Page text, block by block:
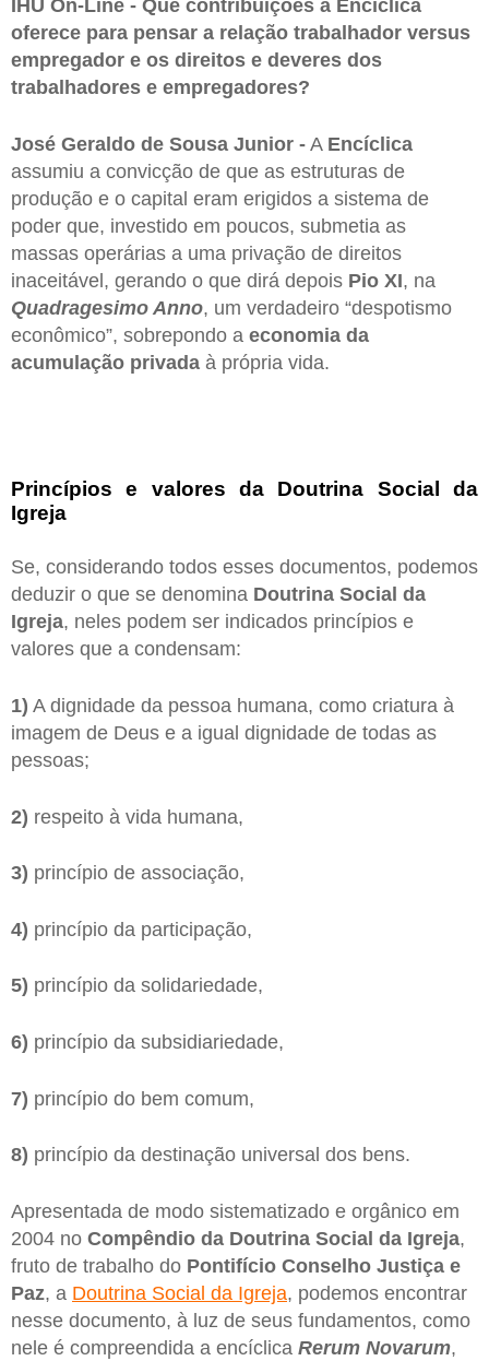
IHU On-Line - Que contribuições a Encíclica
oferece para pensar a relação trabalhador versus
empregador e os direitos e deveres dos
trabalhadores e empregadores?
José Geraldo de Sousa Junior - A Encíclica
assumiu a convicção de que as estruturas de
produção e o capital eram erigidos a sistema de
poder que, investido em poucos, submetia as
massas operárias a uma privação de direitos
inaceitável, gerando o que dirá depois Pio XI, na
Quadragesimo Anno, um verdadeiro “despotismo
econômico”, sobrepondo a economia da
acumulação privada à própria vida.
Princípios e valores da Doutrina Social da
Igreja
Se, considerando todos esses documentos, podemos
deduzir o que se denomina Doutrina Social da
Igreja, neles podem ser indicados princípios e
valores que a condensam:
1) A dignidade da pessoa humana, como criatura à
imagem de Deus e a igual dignidade de todas as
pessoas;
2) respeito à vida humana,
3) princípio de associação,
4) princípio da participação,
5) princípio da solidariedade,
6) princípio da subsidiariedade,
7) princípio do bem comum,
8) princípio da destinação universal dos bens.
Apresentada de modo sistematizado e orgânico em
2004 no Compêndio da Doutrina Social da Igreja,
fruto de trabalho do Pontifício Conselho Justiça e
Paz, a Doutrina Social da Igreja, podemos encontrar
nesse documento, à luz de seus fundamentos, como
nele é compreendida a encíclica Rerum Novarum,